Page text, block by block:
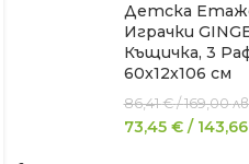
Детска
Играчки
Къщичка, 3
60x12x106 см
86,41€ /169,00
73,45 € / 143,66